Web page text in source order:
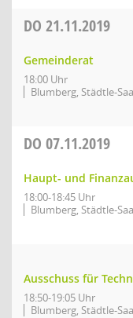
DO 21.11.2019
Gemeinderat
18:00 Uhr
Blumberg, Städtle-
DO 07.11.2019
Haupt- und
18:00-18:45 Uhr
Blumberg, Städtle-
Ausschuss für
18:50-19:05 Uhr
Blumberg, Städtle-